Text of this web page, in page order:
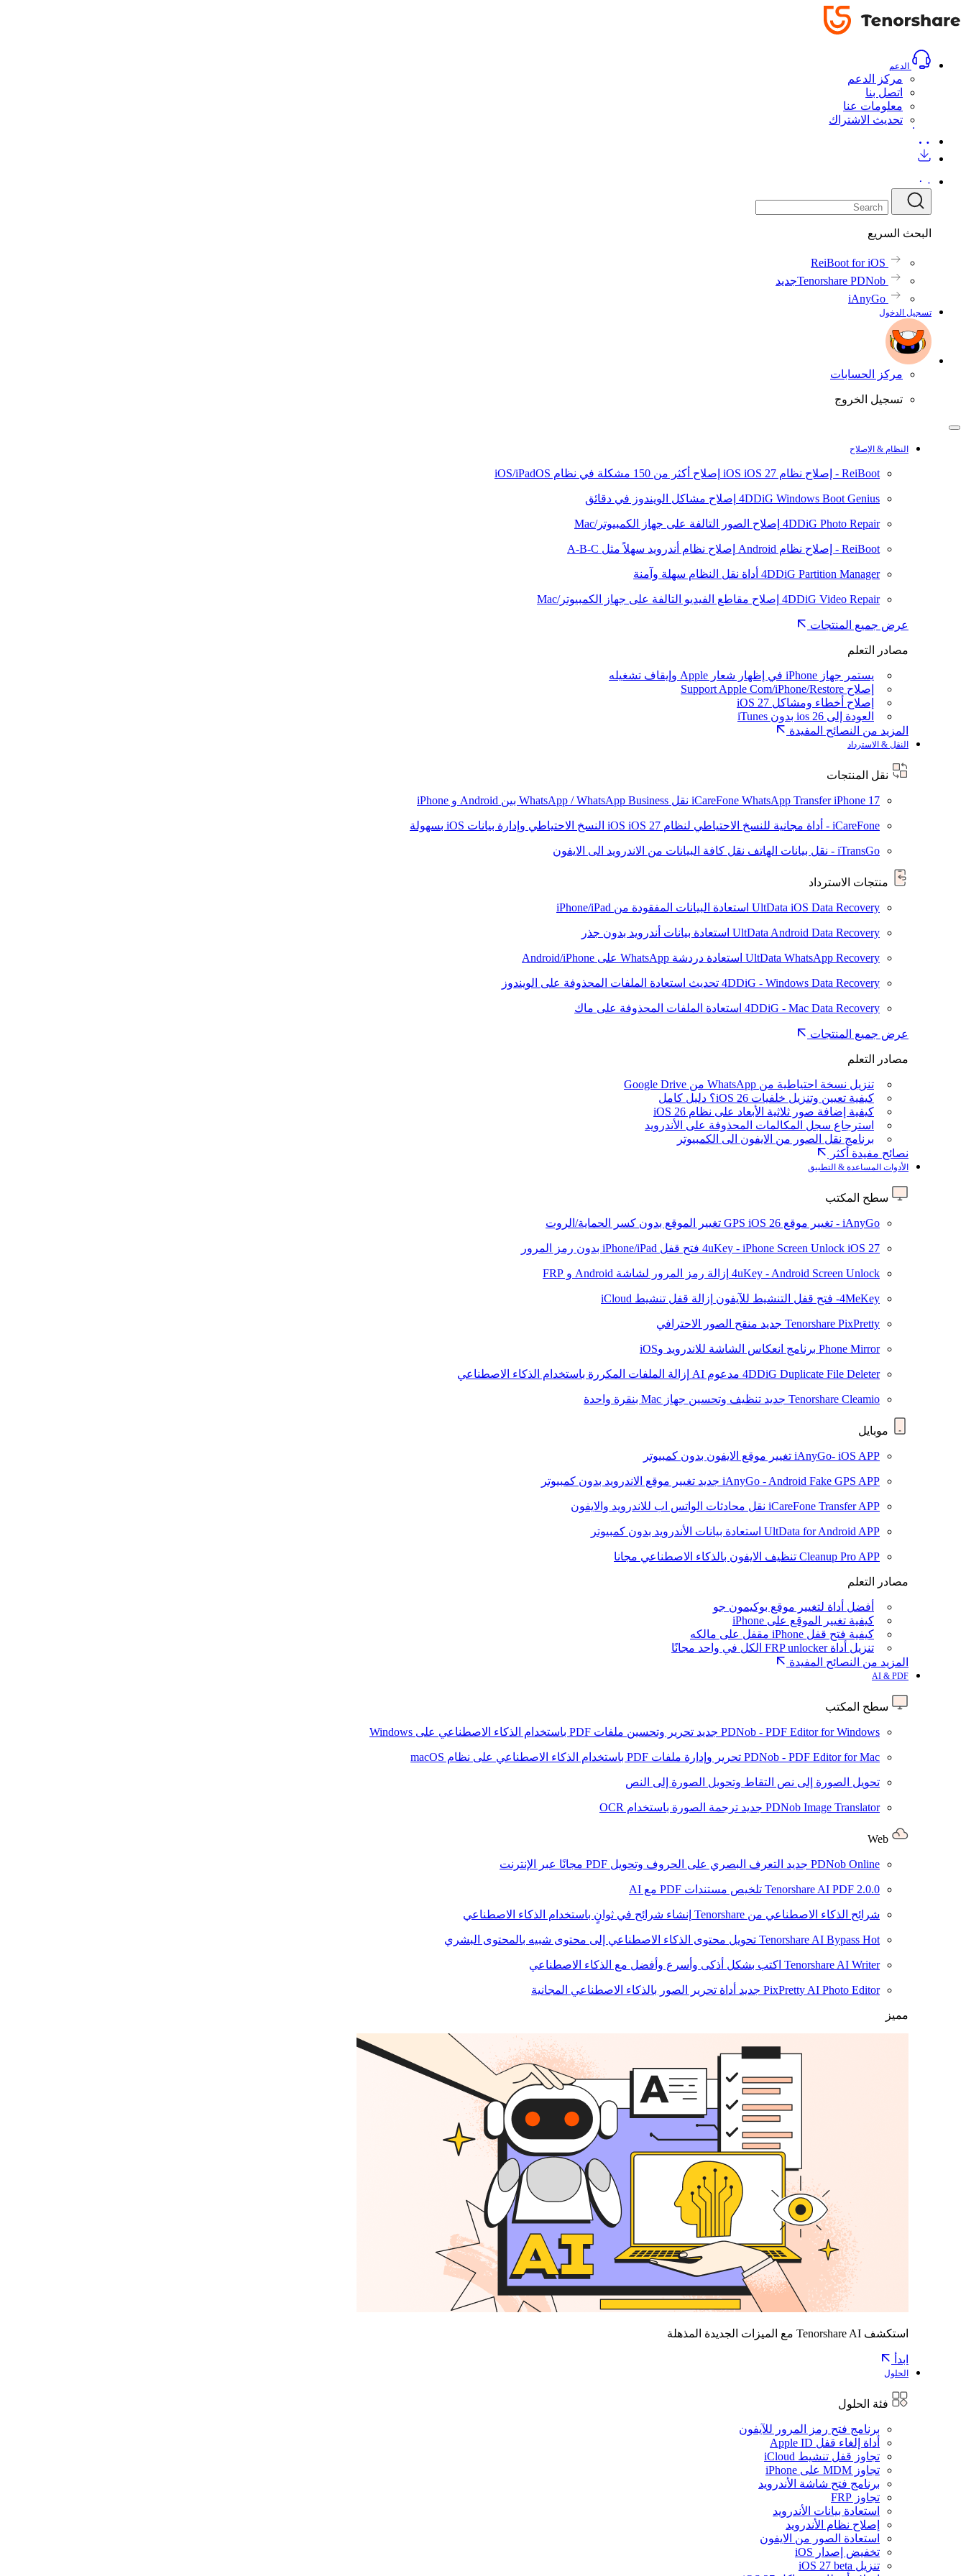
الدعم
مركز الدعم
اتصل بنا
معلومات عنا
تحديث الاشتراك
البحث السريع
ReiBoot for iOS
Tenorshare PDNobجديد
iAnyGo
تسجيل الدخول
مركز الحسابات
تسجيل الخروج
النظام & الإصلاح
ReiBoot - إصلاح نظام iOS iOS 27 إصلاح أكثر من 150 مشكلة في نظام iOS/iPadOS
4DDiG Windows Boot Genius إصلاح مشاكل الويندوز في دقائق
4DDiG Photo Repair إصلاح الصور التالفة على جهاز الكمبيوتر/Mac
ReiBoot - إصلاح نظام Android إصلاح نظام أندرويد سهلاً مثل A-B-C
4DDiG Partition Manager أداة نقل النظام سهلة وآمنة
4DDiG Video Repair إصلاح مقاطع الفيديو التالفة على جهاز الكمبيوتر/Mac
عرض جميع المنتجات
مصادر التعلم
يستمر جهاز iPhone في إظهار شعار Apple وإيقاف تشغيله
إصلاح Support Apple Com/iPhone/Restore
إصلاح أخطاء ومشاكل iOS 27
العودة إلى ios 26 بدون iTunes
المزيد من النصائح المفيدة
النقل & الاسترداد
نقل المنتجات
iCareFone WhatsApp TransferiPhone 17 نقل WhatsApp / WhatsApp Business بين Android و iPhone
iCareFone - أداة مجانية للنسخ الاحتياطي لنظام iOS iOS 27 النسخ الاحتياطي وإدارة بيانات iOS بسهولة
iTransGo - نقل بيانات الهاتف نقل كافة البيانات من الاندرويد الى الايفون
منتجات الاسترداد
UltData iOS Data Recovery استعادة البيانات المفقودة من iPhone/iPad
UltData Android Data Recovery استعادة بيانات أندرويد بدون جذر
UltData WhatsApp Recovery استعادة دردشة WhatsApp على Android/iPhone
4DDiG - Windows Data Recovery تحديث استعادة الملفات المحذوفة على الويندوز
4DDiG - Mac Data Recovery استعادة الملفات المحذوفة على ماك
عرض جميع المنتجات
مصادر التعلم
تنزيل نسخة احتياطية من WhatsApp من Google Drive
كيفية تعيين وتنزيل خلفيات iOS 26؟ دليل كامل
كيفية إضافة صور ثلاثية الأبعاد على نظام iOS 26
استرجاع سجل المكالمات المحذوفة على الأندرويد
برنامج نقل الصور من الايفون الى الكمبيوتر
نصائح مفيدة أكثر
الأدوات المساعدة & التطبيق
سطح المكتب
iAnyGo - تغيير موقع GPS iOS 26 تغيير الموقع بدون كسر الحماية/الروت
4uKey - iPhone Screen Unlock iOS 27 فتح قفل iPhone/iPad بدون رمز المرور
4uKey - Android Screen Unlock إزالة رمز المرور لشاشة Android و FRP
4MeKey- فتح قفل التنشيط للآيفون إزالة قفل تنشيط iCloud
Tenorshare PixPretty جديد منقح الصور الاحترافي
Phone Mirror برنامج انعكاس الشاشة للاندرويد وiOS
4DDiG Duplicate File Deleter مدعوم AI إزالة الملفات المكررة باستخدام الذكاء الاصطناعي
Tenorshare Cleamio جديد تنظيف وتحسين جهاز Mac بنقرة واحدة
موبايل
iAnyGo- iOS APP تغيير موقع الايفون بدون كمبيوتر
iAnyGo - Android Fake GPS APP جديد تغيير موقع الاندرويد بدون كمبيوتر
iCareFone Transfer APP نقل محادثات الواتس اب للاندرويد والايفون
UltData for Android APP استعادة بيانات الأندرويد بدون كمبيوتر
Cleanup Pro APP تنظيف الايفون بالذكاء الاصطناعي مجانا
مصادر التعلم
أفضل أداة لتغيير موقع بوكيمون جو
كيفية تغيير الموقع على iPhone
كيفية فتح قفل iPhone مقفل على مالكه
تنزيل أداة FRP unlocker الكل في واحد مجانًا
المزيد من النصائح المفيدة
AI & PDF
سطح المكتب
PDNob - PDF Editor for Windows جديد تحرير وتحسين ملفات PDF باستخدام الذكاء الاصطناعي على Windows
PDNob - PDF Editor for Mac تحرير وإدارة ملفات PDF باستخدام الذكاء الاصطناعي على نظام macOS
تحويل الصورة إلى نص التقاط وتحويل الصورة إلى النص
PDNob Image Translator جديد ترجمة الصورة باستخدام OCR
PDNob Online جديد التعرف البصري على الحروف وتحويل PDF مجانًا عبر الإنترنت
Tenorshare AI PDF 2.0.0 تلخيص مستندات PDF مع AI
شرائح الذكاء الاصطناعي من Tenorshare إنشاء شرائح في ثوانٍ باستخدام الذكاء الاصطناعي
Tenorshare AI Bypass Hot تحويل محتوى الذكاء الاصطناعي إلى محتوى شبيه بالمحتوى البشري
Tenorshare AI Writer اكتب بشكل أذكى وأسرع وأفضل مع الذكاء الاصطناعي
PixPretty AI Photo Editor جديد أداة تحرير الصور بالذكاء الاصطناعي المجانية
مميز
استكشف Tenorshare AI مع الميزات الجديدة المذهلة
ابدأ
الحلول
فئة الحلول
برنامج فتح رمز المرور للآيفون
أداة إلغاء قفل Apple ID
تجاوز قفل تنشيط iCloud
تجاوز MDM على iPhone
برنامج فتح شاشة الأندرويد
تجاوز FRP
استعادة بيانات الأندرويد
إصلاح نظام الأندرويد
استعادة الصور من الايفون
تخفيض إصدار iOS
تنزيل iOS 27 beta